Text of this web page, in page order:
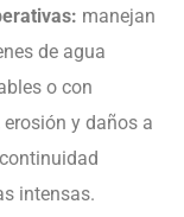
manejan
de agua
o con
y daños a
intensas.